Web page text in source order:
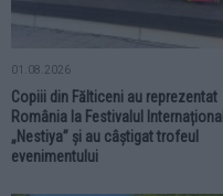
01.08.2026
Copiii din Fălticeni au reprezentat
România la Festivalul Internațional
„Nestiya” și au câștigat trofeul
evenimentului